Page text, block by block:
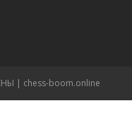
| chess-boom.online